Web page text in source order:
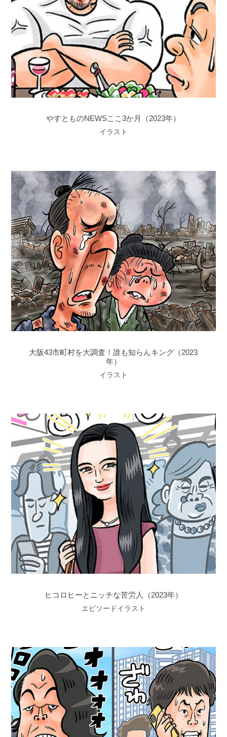
やすとものNEWSここ3か月（2023年）
イラスト
大阪43市町村を大調査！誰も知らんキング（2023
年）
イラスト
ヒコロヒーとニッチな苦労人（2023年）
エピソードイラスト